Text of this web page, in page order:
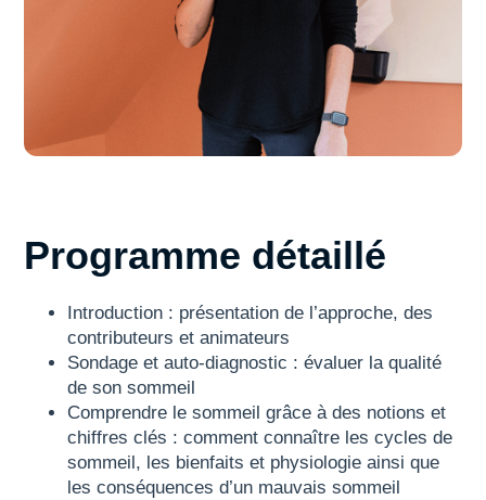
Programme détaillé
Introduction : présentation de l’approche, des
contributeurs et animateurs
Sondage et auto-diagnostic : évaluer la qualité
de son sommeil
Comprendre le sommeil grâce à des notions et
chiffres clés : comment connaître les cycles de
sommeil, les bienfaits et physiologie ainsi que
les conséquences d’un mauvais sommeil